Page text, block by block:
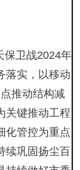
保卫战2024年
落实，以移动
推动结构减
关键推动工程
化管控为重点
续巩固扬尘百